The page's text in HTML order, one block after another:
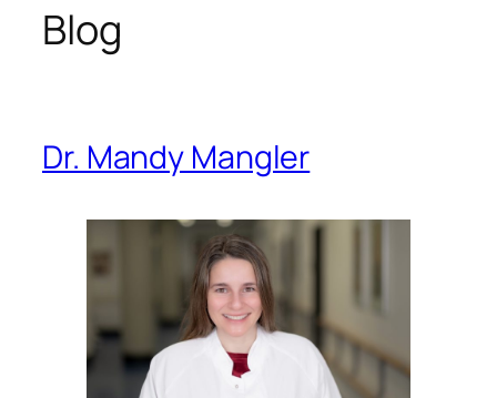
Blog
Dr. Mandy Mangler